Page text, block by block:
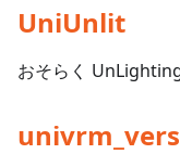
UniUnlit
おそらく